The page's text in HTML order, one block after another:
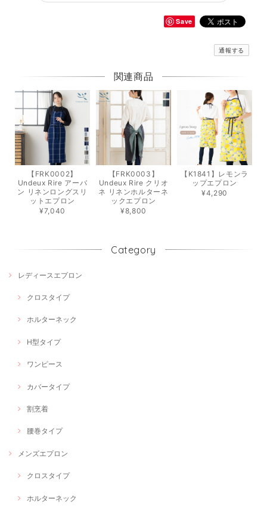
Save
通報する
関連商品
【FRK0002】
Undeux Rire アーバ
ン リネンロングスリ
ットエプロン
¥7,040
【FRK0003】
Undeux Rire クリオ
ネ リネンホルターネ
ックエプロン
¥8,800
【K1841】レモンラ
ップエプロン
¥4,290
Category
レディースエプロン
クロスタイプ
ホルターネック
H型タイプ
ワンピース
カバータイプ
割烹着
腰巻タイプ
メンズエプロン
クロスタイプ
ホルターネック